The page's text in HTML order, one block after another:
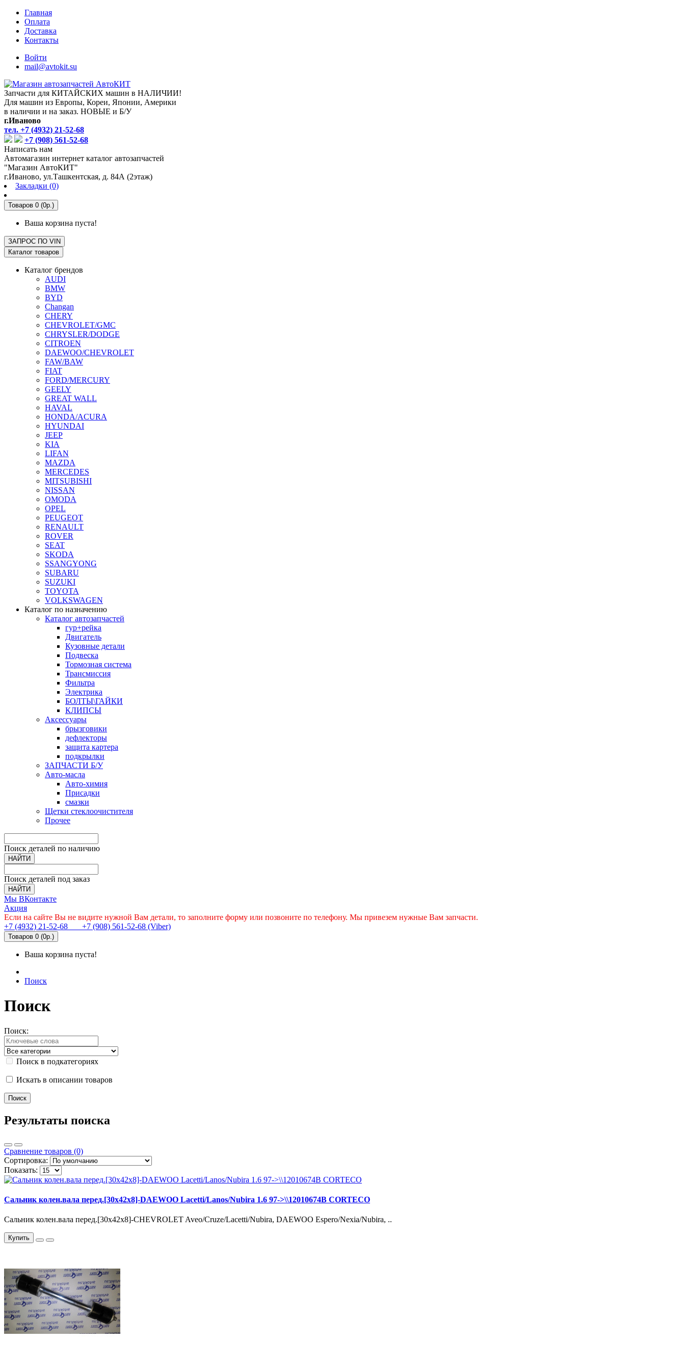
Главная
Оплата
Доставка
Контакты
Войти
mail@avtokit.su
Запчасти для КИТАЙСКИХ машин в НАЛИЧИИ!
Для машин из Европы, Кореи, Японии, Америки
в наличии и на заказ. НОВЫЕ и Б/У
г.Иваново
тел. +7 (4932) 21-52-68
+7 (908) 561-52-68
Написать нам
Автомагазин интернет каталог автозапчастей
"Магазин АвтоКИТ"
г.Иваново, ул.Ташкентская, д. 84А (2этаж)
Закладки (0)
Товаров 0 (0р.)
Ваша корзина пуста!
ЗАПРОС ПО VIN
Каталог товаров
Каталог брендов
AUDI
BMW
BYD
Changan
CHERY
CHEVROLET/GMC
CHRYSLER/DODGE
CITROEN
DAEWOO/CHEVROLET
FAW/BAW
FIAT
FORD/MERCURY
GEELY
GREAT WALL
HAVAL
HONDA/ACURA
HYUNDAI
JEEP
KIA
LIFAN
MAZDA
MERCEDES
MITSUBISHI
NISSAN
OMODA
OPEL
PEUGEOT
RENAULT
ROVER
SEAT
SKODA
SSANGYONG
SUBARU
SUZUKI
TOYOTA
VOLKSWAGEN
Каталог по назначению
Каталог автозапчастей
гур+рейка
Двигатель
Кузовные детали
Подвеска
Тормозная система
Трансмиссия
Фильтра
Электрика
БОЛТЫ\ГАЙКИ
КЛИПСЫ
Аксессуары
брызговики
дефлекторы
защита картера
подкрылки
ЗАПЧАСТИ Б/У
Авто-масла
Авто-химия
Присадки
смазки
Щетки стеклоочистителя
Прочее
Поиск деталей по наличию
НАЙТИ
Поиск деталей под заказ
НАЙТИ
Мы ВКонтакте
Акция
Если на сайте Вы не видите нужной Вам детали, то заполните форму или позвоните по телефону. Мы привезем нужные Вам запчасти.
+7 (4932) 21-52-68
+7 (908) 561-52-68 (Viber)
Товаров 0 (0р.)
Ваша корзина пуста!
Поиск
Поиск
Поиск:
Поиск в подкатегориях
Искать в описании товаров
Результаты поиска
Сравнение товаров (0)
Сортировка:
Показать:
Сальник колен.вала перед.[30x42x8]-DAEWOO Lacetti/Lanos/Nubira 1.6 97->\\12010674B CORTECO
Сальник колен.вала перед.[30x42x8]-CHEVROLET Aveo/Cruze/Lacetti/Nubira, DAEWOO Espero/Nexia/Nubira, ..
Купить